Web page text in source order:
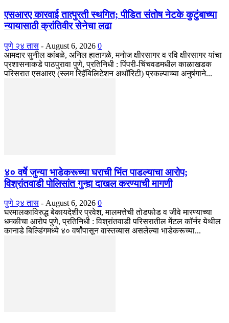
एसआरए कारवाई तात्पुरती स्थगित; पीडित संतोष नेटके कुटुंबाच्या
न्यायासाठी क्रांतिवीर सेनेचा लढा
पुणे २४ तास - August 6, 2026 0
आमदार सुनील कांबळे, अनिल हातागळे, मनोज क्षीरसागर व रवि क्षीरसागर यांचा
प्रशासनाकडे पाठपुरावा पुणे, प्रतिनिधी : पिंपरी-चिंचवडमधील काळाखडक
परिसरात एसआरए (स्लम रिहॅबिलिटेशन अथॉरिटी) प्रकल्पाच्या अनुषंगाने...
४० वर्षे जुन्या भाडेकरूच्या घराची भिंत पाडल्याचा आरोप;
विश्रांतवाडी पोलिसांत गुन्हा दाखल करण्याची मागणी
पुणे २४ तास - August 6, 2026 0
घरमालकाविरुद्ध बेकायदेशीर प्रवेश, मालमत्तेची तोडफोड व जीवे मारण्याच्या
धमकीचा आरोप पुणे, प्रतिनिधी : विश्रांतवाडी परिसरातील मेंटल कॉर्नर येथील
कानाडे बिल्डिंगमध्ये ४० वर्षांपासून वास्तव्यास असलेल्या भाडेकरूच्या...